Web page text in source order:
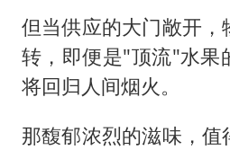
但当供应的大门敞开，
转，即便是"顶流"水果
将回归人间烟火。
那馥郁浓烈的滋味，